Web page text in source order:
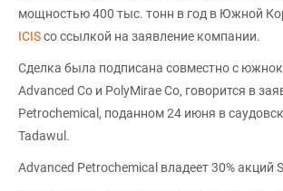
мощностью 400 тыс. тонн в год в Южной
ICISсо ссылкой на заявление компании.
Сделка была подписана совместно с
Advanced Co и PolyMirae Co, говорится в
Petrochemical, поданном 24 июня в
Tadawul.
Advanced Petrochemical владеет 30% акций